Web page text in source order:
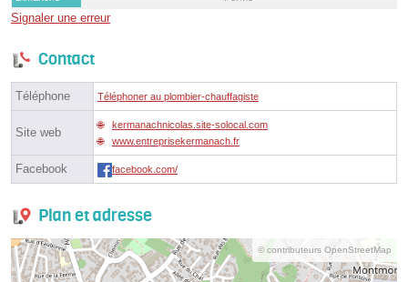
Signaler une erreur
Contact
Téléphone Téléphoner au plombier-chauffagiste
Site web
kermanachnicolas.site-solocal.com
www.entreprisekermanach.fr
Facebook facebook.com/
Plan et adresse
© contributeurs OpenStreetMap